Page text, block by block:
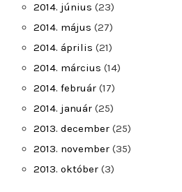
2014. június (23)
2014. május (27)
2014. április (21)
2014. március (14)
2014. február (17)
2014. január (25)
2013. december (25)
2013. november (35)
2013. október (3)